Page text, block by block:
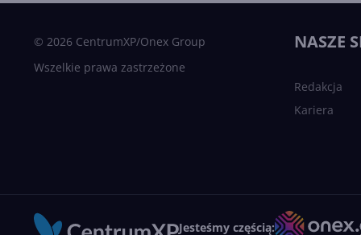
© 2026 CentrumXP/Onex Group
Wszelkie prawa zastrzeżone
NASZE
Redakcja
Kariera
Jesteśmy częścią: